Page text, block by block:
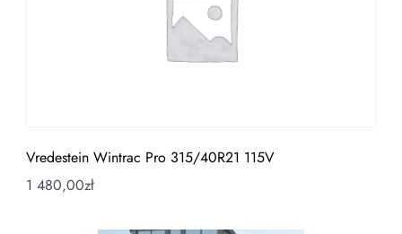
Vredestein Wintrac Pro 315/40R21 115V
1 480,00zł